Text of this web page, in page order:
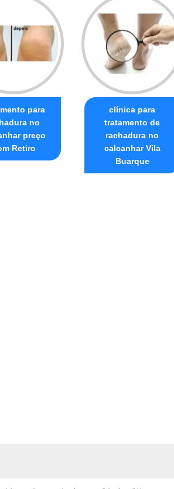
para
no
preço
Retiro
clínica para
tratamento de
rachadura no
calcanhar Vila
Buarque